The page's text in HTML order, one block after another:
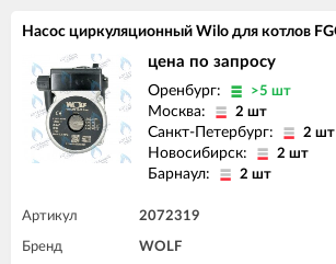
Насос циркуляционный Wilo для котлов
цена по запросу
Оренбург: >5 шт
Москва: 2 шт
Санкт-Петербург: 2 шт
Новосибирск: 2 шт
Барнаул: 2 шт
Артикул 2072319
Бренд WOLF